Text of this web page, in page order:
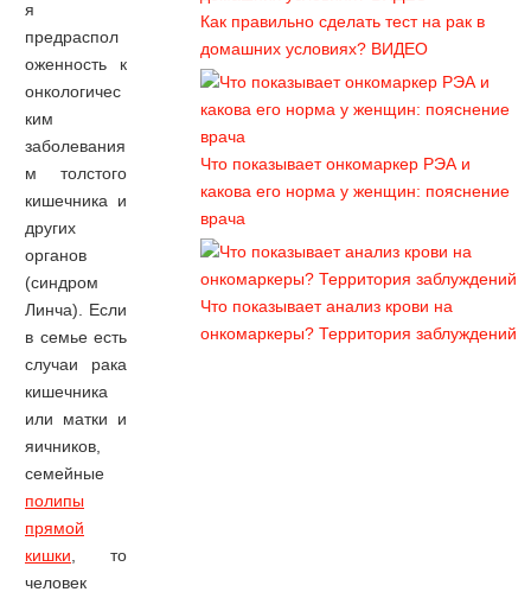
я
предраспол
оженность к
онкологичес
ким
заболевания
м толстого
кишечника и
других
органов
(синдром
Линча). Если
в семье есть
случаи рака
кишечника
или матки и
яичников,
семейные
полипы
прямой
кишки , то
человек
А худела ли Алла с помощью
активированного угля?
Все опасные моменты
процедура и, не дай Вам бог, попасть в
Касторка для похудения. Видео отзыв
Надо обладать богатырским здоровьем,
чтоб выжить при таких экспериментах
Как правильно сделать тест на рак в
домашних условиях? ВИДЕО
Что показывает онкомаркер РЭА и
какова его норма у женщин: пояснение
врача
Что показывает анализ крови на
онкомаркеры? Территория заблуждений